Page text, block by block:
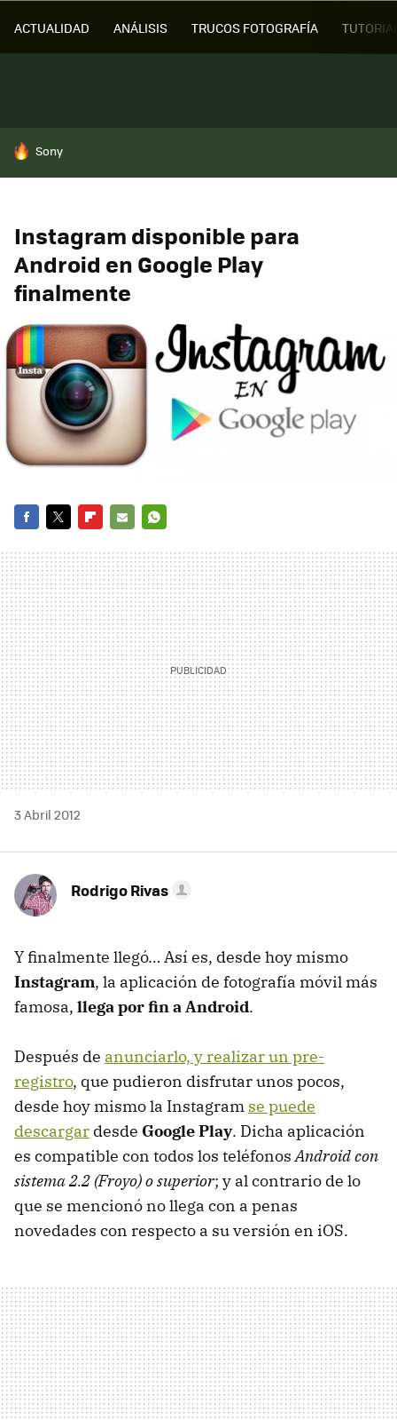
ACTUALIDAD ANÁLISIS TRUCOS FOTOGRAFÍA
HOY SE HABLA DE
Sony
Instagram disponible para
Android en Google Play
finalmente
MAIL
3 Abril 2012
Rodrigo Rivas
Y finalmente llegó… Así es, desde hoy mismo
Instagram, la aplicación de fotografía móvil más
famosa, llega por fin a Android.
Después de anunciarlo, y realizar un pre-
registro, que pudieron disfrutar unos pocos,
desde hoy mismo la Instagram se puede
descargar desde Google Play. Dicha aplicación
es compatible con todos los teléfonosAndroid con
sistema 2.2 (Froyo) o superior; y al contrario de lo
que se mencionó no llega con a penas
novedades con respecto a su versión en iOS.